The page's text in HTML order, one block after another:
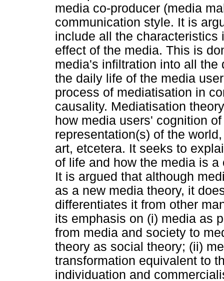
media co-producer (media
communication style. It is
include all the characteristics
effect of the media. This is
media's infiltration into all
the daily life of the media
process of mediatisation in
causality. Mediatisation
how media users' cognition
representation(s) of the
art, etcetera. It seeks to
of life and how the media is
It is argued that although
as a new media theory, it
differentiates it from other
its emphasis on (i) media as
from media and society to
theory as social theory; (ii)
transformation equivalent to
individuation and